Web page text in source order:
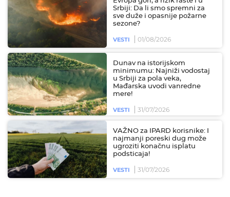
Srbiji: Da li smo spremni za
sve duže i opasnije požarne
sezone?
VESTI 01/08/2026
Dunav na istorijskom
minimumu: Najniži vodostaj
u Srbiji za pola veka,
Mađarska uvodi vanredne
mere!
VESTI 31/07/2026
VAŽNO za IPARD korisnike: I
najmanji poreski dug može
ugroziti konačnu isplatu
podsticaja!
VESTI 31/07/2026